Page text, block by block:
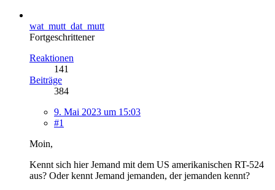
wat_mutt_dat_mutt
Fortgeschrittener
Reaktionen
141
Beiträge
384
9. Mai 2023 um 15:03
#1
Moin,
Kennt sich hier Jemand mit dem US amerikanischen RT-524
aus? Oder kennt Jemand jemanden, der jemanden kennt?